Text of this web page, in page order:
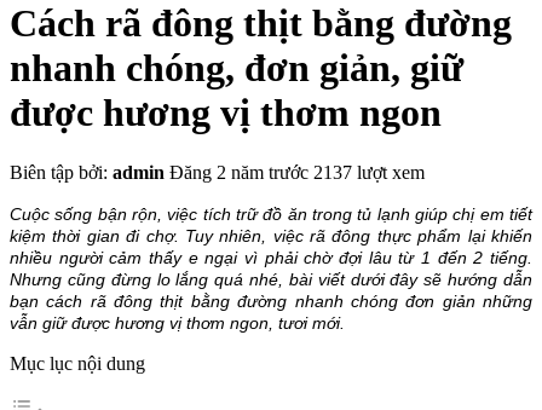
Cách rã đông thịt bằng đường
nhanh chóng, đơn giản, giữ
được hương vị thơm ngon
Biên tập bởi: admin Đăng 2 năm trước 2137 lượt xem
Cuộc sống bận rộn, việc tích trữ đồ ăn trong tủ lạnh giúp chị em tiết
kiệm thời gian đi chợ. Tuy nhiên, việc rã đông thực phẩm lại khiến
nhiều người cảm thấy e ngại vì phải chờ đợi lâu từ 1 đến 2 tiếng.
Nhưng cũng đừng lo lắng quá nhé, bài viết dưới đây sẽ hướng dẫn
bạn cách rã đông thịt bằng đường nhanh chóng đơn giản những
vẫn giữ được hương vị thơm ngon, tươi mới.
Mục lục nội dung